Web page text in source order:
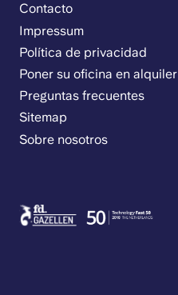
Contacto
Impressum
Política de privacidad
Poner su oficina en alquiler
Preguntas frecuentes
Sitemap
Sobre nosotros